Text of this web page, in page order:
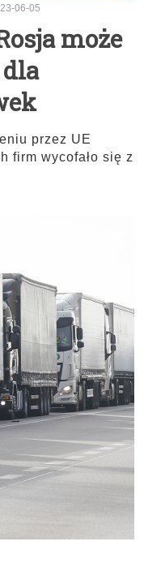
06-05
może
przez UE
firm wycofało się z